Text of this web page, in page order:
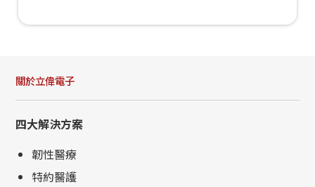
關於立偉電子
四大解決方案
韌性醫療
特約醫護